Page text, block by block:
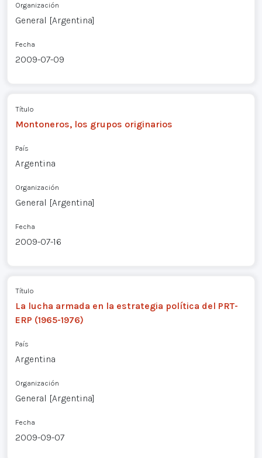
Organización
General [Argentina]
Fecha
2009-07-09
Título
Montoneros, los grupos originarios
País
Argentina
Organización
General [Argentina]
Fecha
2009-07-16
Título
La lucha armada en la estrategia política del PRT-
ERP (1965-1976)
País
Argentina
Organización
General [Argentina]
Fecha
2009-09-07